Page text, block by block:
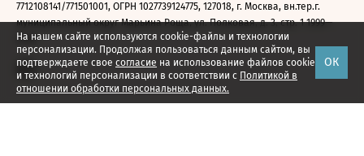
На нашем сайте используются cookie-файлы и технологии
персонализации. Продолжая пользоваться данным сайтом, вы
подтверждаете свое согласие на использование файлов cookie
и технологий персонализации в соответствии с Политикой в
отношении обработки персональных данных.
ОК
7712108141/771501001, ОГРН 1027739124775, 127018, г. Москва, вн.тер.г.
муниципальный округ Марьина Роща, ул. Полковая, д. 3, стр. 1 1999—
2026